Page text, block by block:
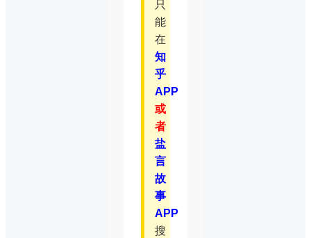
只
能
在
知
乎
APP
或
者
盐
言
故
事
APP
搜